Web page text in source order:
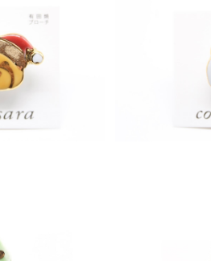
リスマスくま
有田焼ブロ